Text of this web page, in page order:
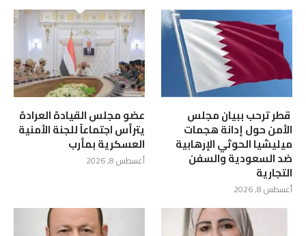
‏ قطر ترحب ببيان مجلس
الأمن حول إدانة هجمات
ميليشيا الحوثي الإرهابية
ضد السعودية والسفن
التجارية
أغسطس 8, 2026
عضو مجلس القيادة العرادة
يترأس اجتماعاً للجنة الأمنية
العسكرية بمأرب
أغسطس 8, 2026